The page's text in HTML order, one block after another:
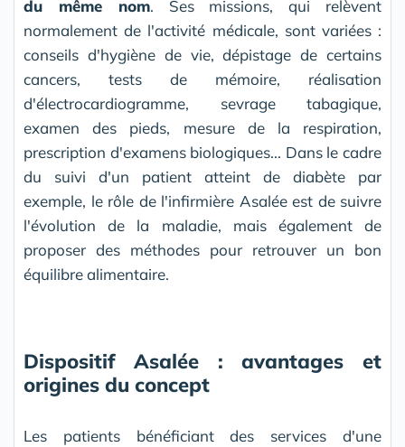
du même nom. Ses missions, qui relèvent
normalement de l'activité médicale, sont variées :
conseils d'hygiène de vie, dépistage de certains
cancers, tests de mémoire, réalisation
d'électrocardiogramme, sevrage tabagique,
examen des pieds, mesure de la respiration,
prescription d'examens biologiques... Dans le cadre
du suivi d'un patient atteint de diabète par
exemple, le rôle de l'infirmière Asalée est de suivre
l'évolution de la maladie, mais également de
proposer des méthodes pour retrouver un bon
équilibre alimentaire.
Dispositif Asalée : avantages et
origines du concept
Les patients bénéficiant des services d'une